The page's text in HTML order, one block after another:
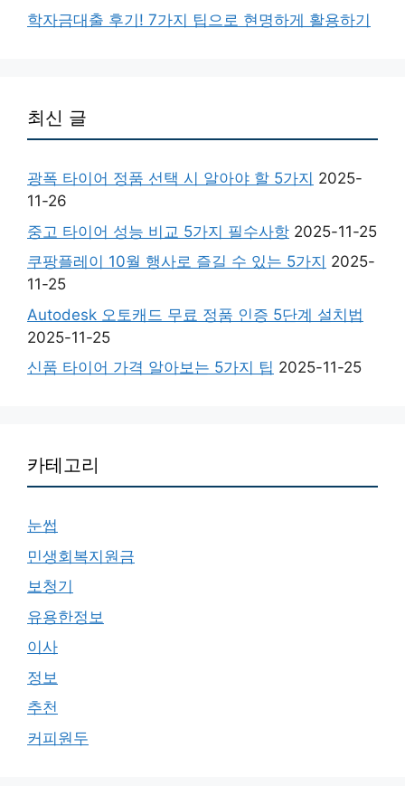
학자금대출 후기! 7가지 팁으로 현명하게 활용하기
최신 글
광폭 타이어 정품 선택 시 알아야 할 5가지 2025-
11-26
중고 타이어 성능 비교 5가지 필수사항 2025-11-25
쿠팡플레이 10월 행사로 즐길 수 있는 5가지 2025-
11-25
Autodesk 오토캐드 무료 정품 인증 5단계 설치법
2025-11-25
신품 타이어 가격 알아보는 5가지 팁 2025-11-25
카테고리
눈썹
민생회복지원금
보청기
유용한정보
이사
정보
추천
커피원두